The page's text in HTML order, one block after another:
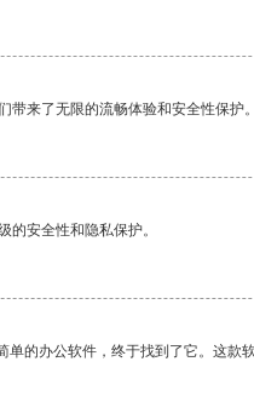
带来了无限的流畅体验和安全性保护
的安全性和隐私保护。
单的办公软件，终于找到了它。这